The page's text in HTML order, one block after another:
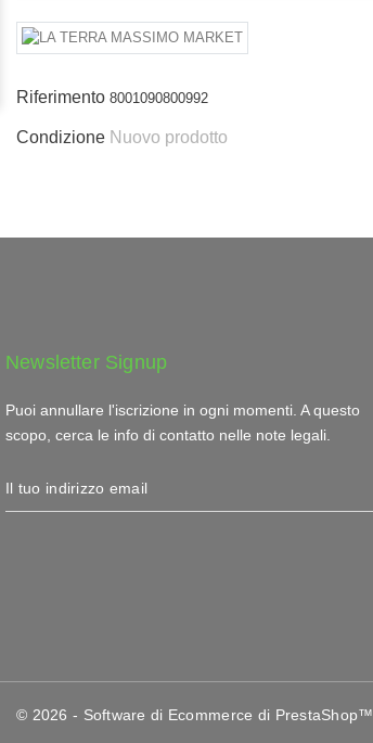
Riferimento 8001090800992
Condizione Nuovo prodotto
Newsletter Signup
Puoi annullare l'iscrizione in ogni momenti. A questo
scopo, cerca le info di contatto nelle note legali.
© 2026 - Software di Ecommerce di PrestaShop™